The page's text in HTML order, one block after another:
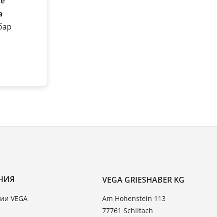
VEGA
VEGA GRIESHABER KG
Am Hohenstein 113
77761 Schiltach